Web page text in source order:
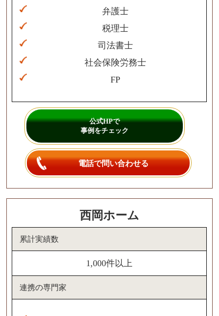
弁護士
税理士
司法書士
社会保険労務士
FP
公式HPで
事例をチェック
電話で問い合わせる
西岡ホーム
累計実績数
1,000件以上
連携の専門家